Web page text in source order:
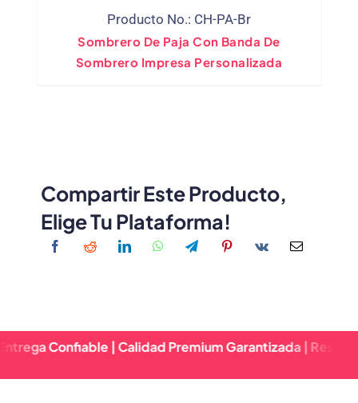
Producto No.: CH-PA-Br
Sombrero De Paja Con Banda De
Sombrero Impresa Personalizada
Compartir Este Producto,
Elige Tu Plataforma!
| Calidad Premium Garantizada | Respuesta